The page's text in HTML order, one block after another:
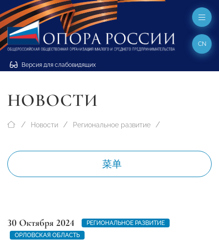
Версия для слабовидящих
CN
НОВОСТИ
Новости Региональное развитие
菜单
30 Октября 2024
РЕГИОНАЛЬНОЕ РАЗВИТИЕ
ОРЛОВСКАЯ ОБЛАСТЬ